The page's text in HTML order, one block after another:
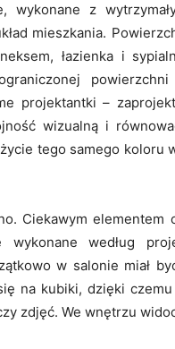
wykonane z
mieszkania.
łazienka i
projektantki –
wizualną i
tego samego koloru
Ciekawym
wykonane według
w salonie miał
na kubiki, dzięki
zdjęć. We wnętrzu